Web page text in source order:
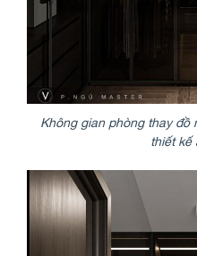
Không gian phòng thay đồ
thiết kế